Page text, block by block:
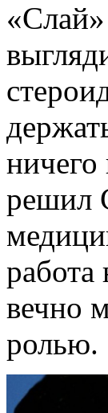
ничего
решил
вечно
ролью.